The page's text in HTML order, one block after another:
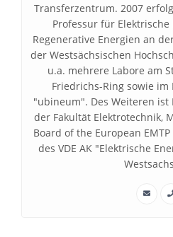
Transferzentrum. 2007
Professur für
Regenerative Energien an
der Westsächsischen
u.a. mehrere Labore am
Friedrichs-Ring sowie
"ubineum". Des Weiteren ist
der Fakultät Elektrotechnik,
Board of the European
des VDE AK "Elektrische